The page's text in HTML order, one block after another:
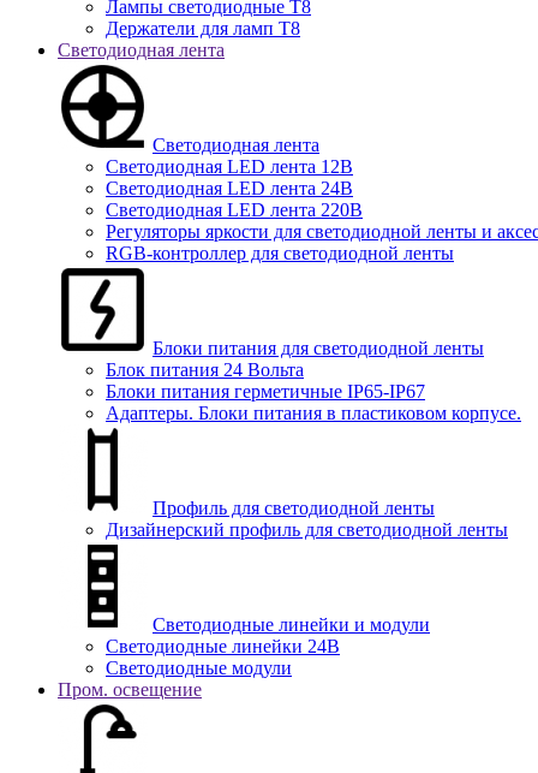
Лампы светодиодные Т8
Держатели для ламп T8
Светодиодная лента
Светодиодная лента
Светодиодная LED лента 12В
Светодиодная LED лента 24В
Светодиодная LED лента 220В
Регуляторы яркости для светодиодной ленты и
RGB-контроллер для светодиодной ленты
Блоки питания для светодиодной ленты
Блок питания 24 Вольта
Блоки питания герметичные IP65-IP67
Адаптеры. Блоки питания в пластиковом корпусе.
Профиль для светодиодной ленты
Дизайнерский профиль для светодиодной ленты
Светодиодные линейки и модули
Светодиодные линейки 24В
Светодиодные модули
Пром. освещение